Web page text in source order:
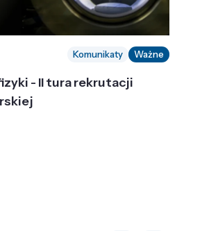
Komunikaty Ważne
- II tura rekrutacji